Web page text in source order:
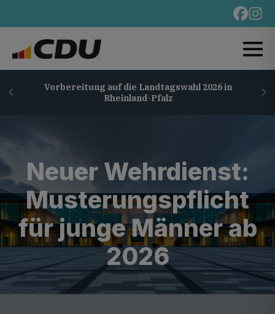
Vorbereitung auf die Landtagswahl 2026 in
Rheinland-Pfalz
Neuer Wehrdienst:
Musterungspflicht
für junge Männer ab
2026